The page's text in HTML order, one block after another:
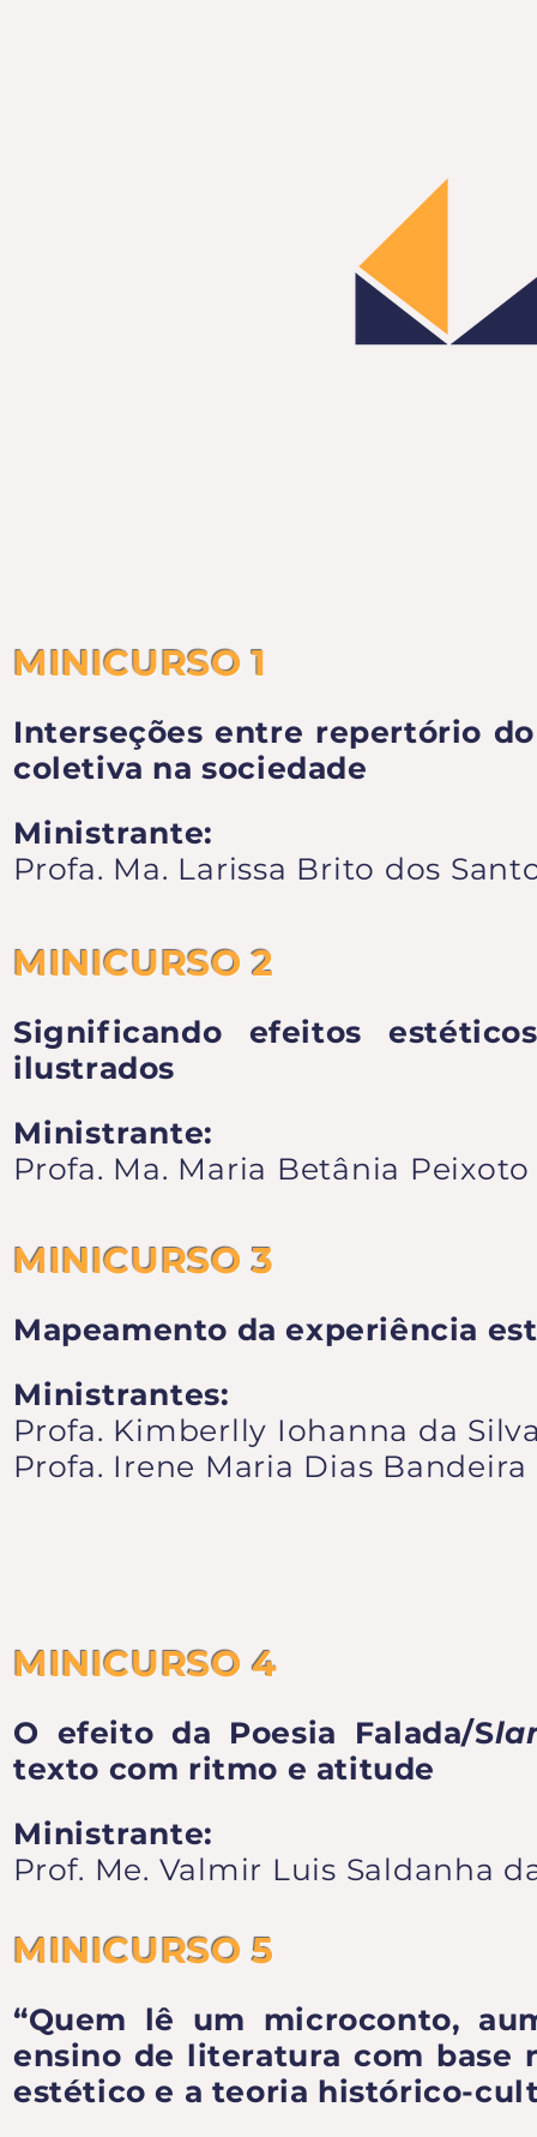
MINICURSO 1
Interseções entre repertório
coletiva na sociedade
Ministrante:
Profa. Ma. Larissa Brito dos
MINICURSO 2
Significando efeitos
ilustrados
Ministrante:
Profa. Ma. Maria Betânia
MINICURSO 3
Mapeamento da experiência
Ministrantes:
Profa. Kimberlly Iohanna da
Profa. Irene Maria Dias Bandeira
MINICURSO 4
O efeito da Poesia Falada/S
texto com ritmo e atitude
Ministrante:
Prof. Me. Valmir Luis Saldanha
MINICURSO 5
“Quem lê um microconto,
ensino de literatura com base
estético e a teoria histórico-